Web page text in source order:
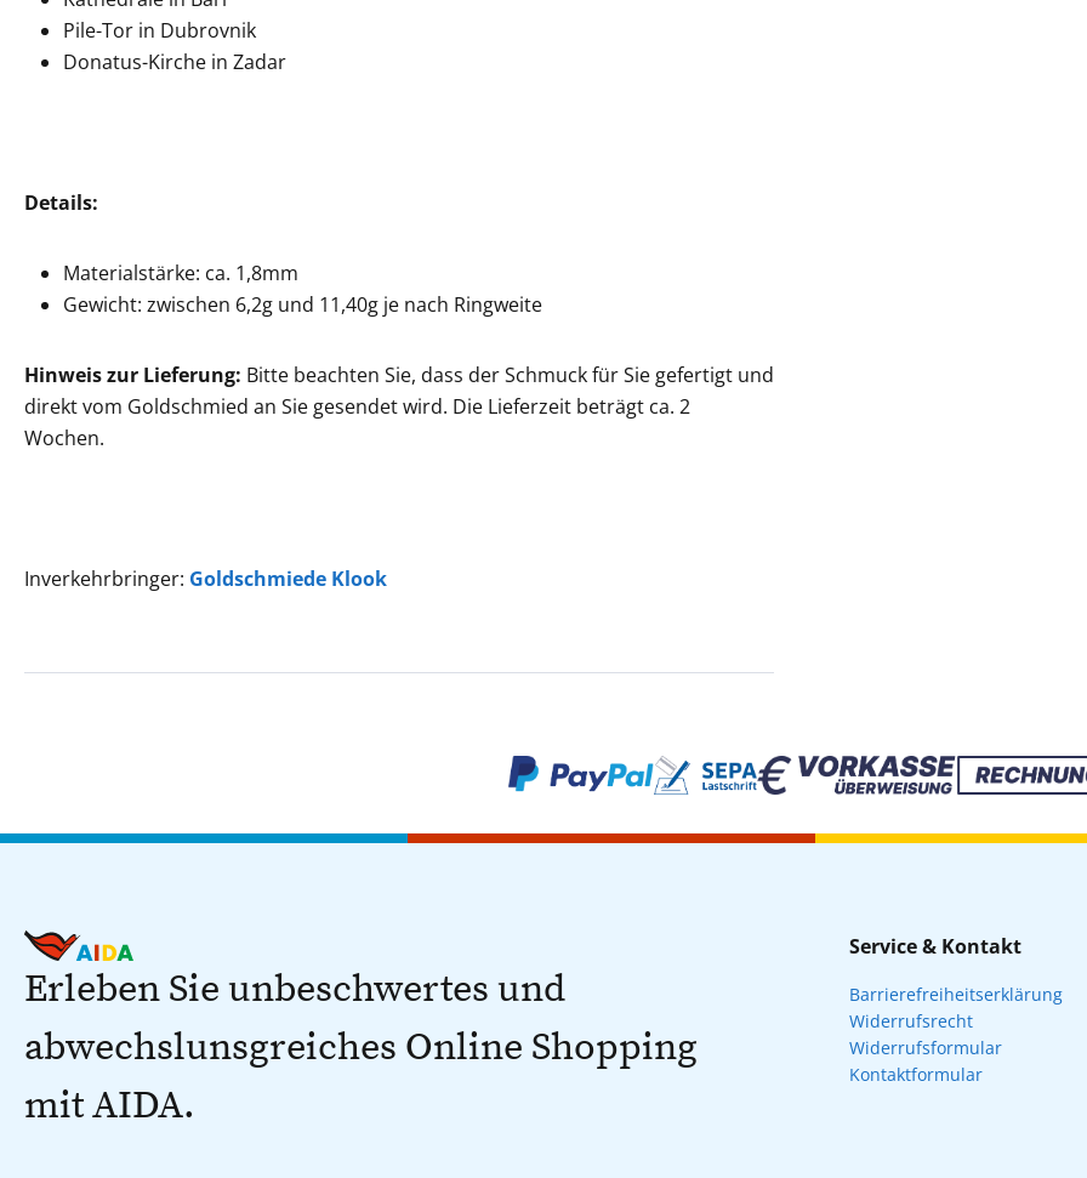
Pile-Tor in Dubrovnik
Donatus-Kirche in Zadar
Details:
Materialstärke: ca. 1,8mm
Gewicht: zwischen 6,2g und 11,40g je nach Ringweite
Hinweis zur Lieferung: Bitte beachten Sie, dass der Schmuck für Sie gefertigt und
direkt vom Goldschmied an Sie gesendet wird. Die Lieferzeit beträgt ca. 2
Wochen.
Inverkehrbringer: Goldschmiede Klook
Erleben Sie unbeschwertes und
abwechslunsgreiches Online Shopping
mit AIDA.
Service & Kontakt
Barrierefreiheitserklärung
Widerrufsrecht
Widerrufsformular
Kontaktformular